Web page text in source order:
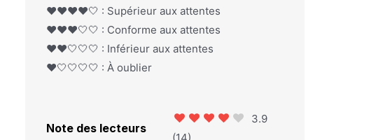
❤️❤️❤️❤️🤍 : Supérieur aux attentes
❤️❤️❤️🤍🤍 : Conforme aux attentes
❤️❤️🤍🤍🤍 : Inférieur aux attentes
❤️🤍🤍🤍🤍 : À oublier
Note des lecteurs
3.9